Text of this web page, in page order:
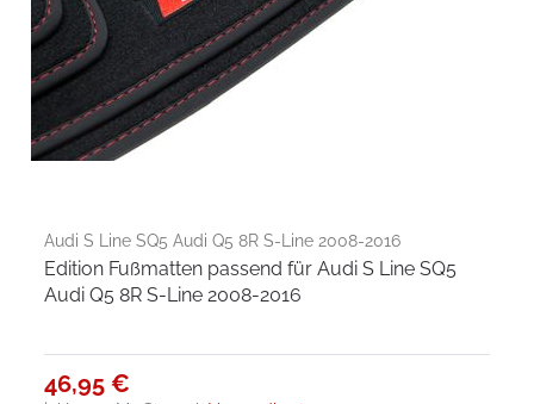
Audi S Line SQ5 Audi Q5 8R S-Line 2008-2016
Edition Fußmatten passend für Audi S Line SQ5
Audi Q5 8R S-Line 2008-2016
46,95 €